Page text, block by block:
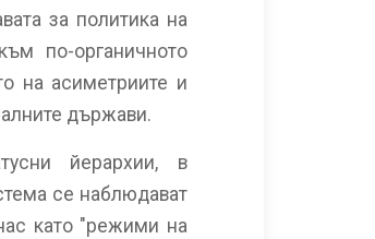
за политика на
по-органичното
на асиметриите и
държави.
йерархии, в
се наблюдават
като "режими на